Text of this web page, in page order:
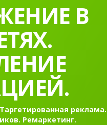
В
реклама.
Ремаркетинг.